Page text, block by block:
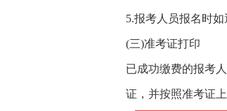
5.报考人员报名时
(三)准考证打印
已成功缴费的报考
证，并按照准考证